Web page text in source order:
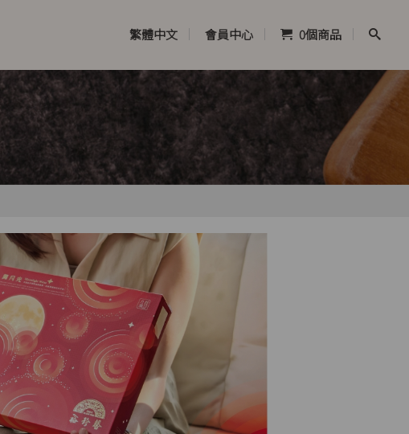
繁體中文 會員中心 0個商品